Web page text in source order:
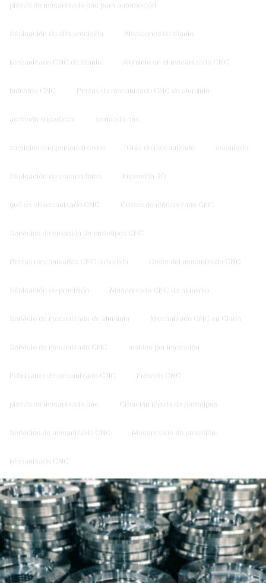
piezas de mecanizado cnc para automoción
fabricación de alta precisión Aleaciones de titanio
Mecanizado CNC de titanio Aluminio en el mecanizado CNC
Industria CNC Piezas de mecanizado CNC de aluminio
acabado superficial torneado cnc
servicios cnc personalizados Guía de mecanizado escariado
fabricación de escariadores Impresión 3D
qué es el mecanizado CNC Costes de mecanizado CNC
Servicios de creación de prototipos CNC
Piezas mecanizadas CNC a medida Coste del mecanizado CNC
fabricación de precisión Mecanizado CNC de aluminio
Servicio de mecanizado de aluminio Mecanizado CNC en China
Servicio de mecanizado CNC moldeo por inyección
Fabricante de mecanizado CNC Fresado CNC
piezas de mecanizado cnc Creación rápida de prototipos
Servicios de mecanizado CNC Mecanizado de precisión
Mecanizado CNC